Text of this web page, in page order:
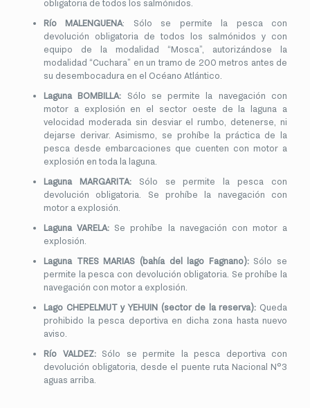
obligatoria de todos los salmónidos.
Río MALENGUENA: Sólo se permite la pesca con
devolución obligatoria de todos los salmónidos y con
equipo de la modalidad “Mosca”, autorizándose la
modalidad “Cuchara” en un tramo de 200 metros antes de
su desembocadura en el Océano Atlántico.
Laguna BOMBILLA: Sólo se permite la navegación con
motor a explosión en el sector oeste de la laguna a
velocidad moderada sin desviar el rumbo, detenerse, ni
dejarse derivar. Asimismo, se prohíbe la práctica de la
pesca desde embarcaciones que cuenten con motor a
explosión en toda la laguna.
Laguna MARGARITA:Sólo se permite la pesca con
devolución obligatoria. Se prohíbe la navegación con
motor a explosión.
Laguna VARELA: Se prohíbe la navegación con motor a
explosión.
Laguna TRES MARIAS (bahía del lago Fagnano):Sólo se
permite la pesca con devolución obligatoria. Se prohíbe la
navegación con motor a explosión.
Lago CHEPELMUT y YEHUIN (sector de la reserva): Queda
prohibido la pesca deportiva en dicha zona hasta nuevo
aviso.
Río VALDEZ:Sólo se permite la pesca deportiva con
devolución obligatoria, desde el puente ruta Nacional N°3
aguas arriba.